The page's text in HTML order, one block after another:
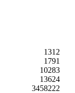
1312
1791
10283
13624
3458222